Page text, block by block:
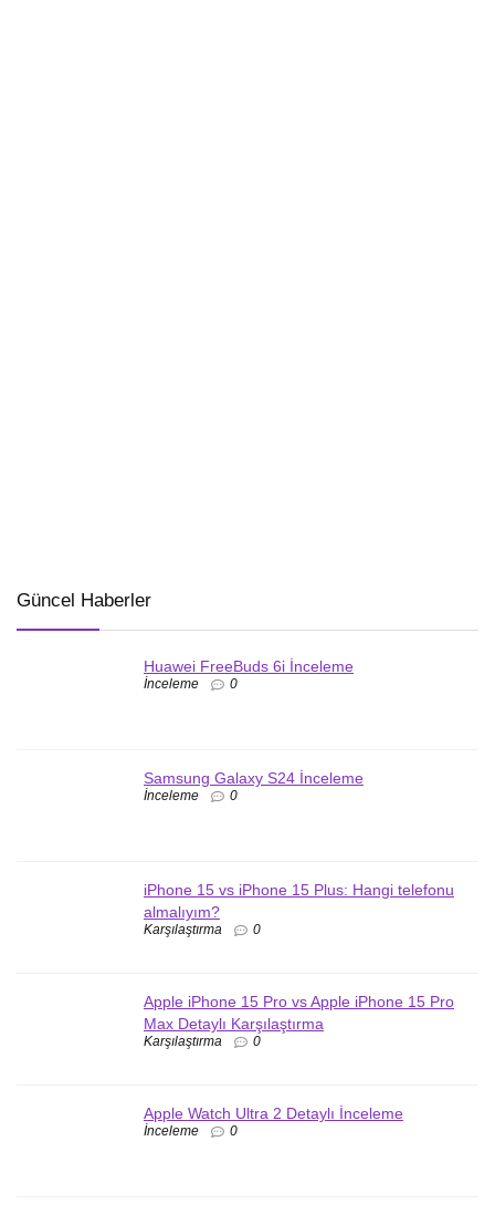
Güncel Haberler
Huawei FreeBuds 6i İnceleme
İnceleme 0
Samsung Galaxy S24 İnceleme
İnceleme 0
iPhone 15 vs iPhone 15 Plus: Hangi telefonu
almalıyım?
Karşılaştırma 0
Apple iPhone 15 Pro vs Apple iPhone 15 Pro
Max Detaylı Karşılaştırma
Karşılaştırma 0
Apple Watch Ultra 2 Detaylı İnceleme
İnceleme 0